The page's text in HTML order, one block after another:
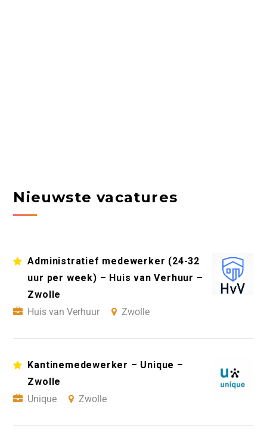
Nieuwste vacatures
Administratief medewerker (24-32
uur per week) – Huis van Verhuur –
Zwolle
Huis van Verhuur
Zwolle
Kantinemedewerker – Unique –
Zwolle
Unique
Zwolle